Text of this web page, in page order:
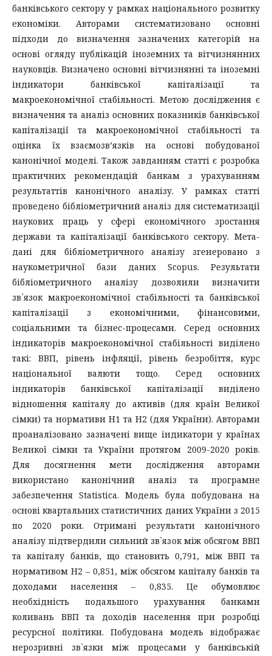
банківського сектору у рамках національного розвитку
економіки. Авторами систематизовано основні
підходи до визначення зазначених категорій на
основі огляду публікацій іноземних та вітчизнянних
науковців. Визначено основні вітчизнянні та іноземні
індикатори банківської капіталізації та
макроекономічної стабільності. Метою дослідження є
визначення та аналіз основних показників банківської
капіталізації та макроекономічної стабільності та
оцінка їх взаємозв’язків на основі побудованої
канонічної моделі. Також завданням статті є розробка
практичних рекомендацій банкам з урахуванням
результаттів канонічного аналізу. У рамках статті
проведено бібліометричний аналіз для систематизації
наукових праць у сфері економічного зростання
держави та капіталізації банківського сектору. Мета-
дані для бібліометричного аналізу згенеровано з
наукометричної бази даних Scopus. Результати
бібліометричного аналізу дозволили визначити
зв`язок макроекономічної стабільності та банківської
капіталізації з економічними, фінансовими,
соціальними та бізнес-процесами. Серед основних
індикаторів макроекономічної стабільності виділено
такі: ВВП, рівень інфляції, рівень безробіття, курс
національної валюти тощо. Серед основних
індикаторів банківської капіталізації виділено
відношення капіталу до активів (для країн Великої
сімки) та нормативи Н1 та Н2 (для України). Авторами
проаналізовано зазначені вище індикатори у країнах
Великої сімки та України протягом 2009-2020 років.
Для досягнення мети дослідження авторами
використано канонічний аналіз та програмне
забезпечення Statistica. Модель була побудована на
основі квартальних статистичних даних України з 2015
по 2020 роки. Отримані результати канонічного
аналізу підтвердили сильний зв`язок між обсягом ВВП
та капіталу банків, що становить 0,791, між ВВП та
нормативом Н2 – 0,851, між обсягом капіталу банків та
доходами населення – 0,835. Це обумовлює
необхідність подальшого урахування банками
коливань ВВП та доходів населення при розробці
ресурсної політики. Побудована модель відображає
нерозривні зв`язки між процесами у банківській